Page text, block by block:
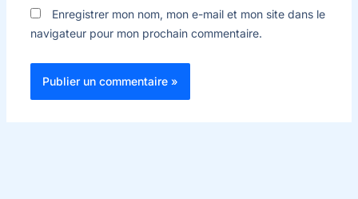
Enregistrer mon nom, mon e-mail et mon site dans le
navigateur pour mon prochain commentaire.